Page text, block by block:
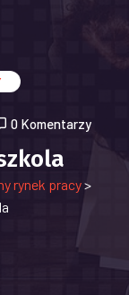
0 Komentarzy
rynek pracy>